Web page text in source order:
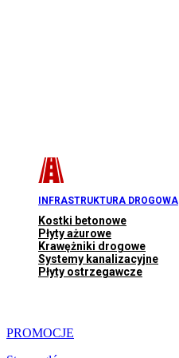
INFRASTRUKTURA DROGOWA
Kostki betonowe
Płyty ażurowe
Krawężniki drogowe
Systemy kanalizacyjne
Płyty ostrzegawcze
PROMOCJE